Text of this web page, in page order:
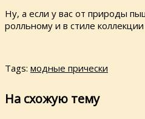
Ну, а если у вас от природы
ролльному и в стиле
Tags: модные прически
На схожую тему